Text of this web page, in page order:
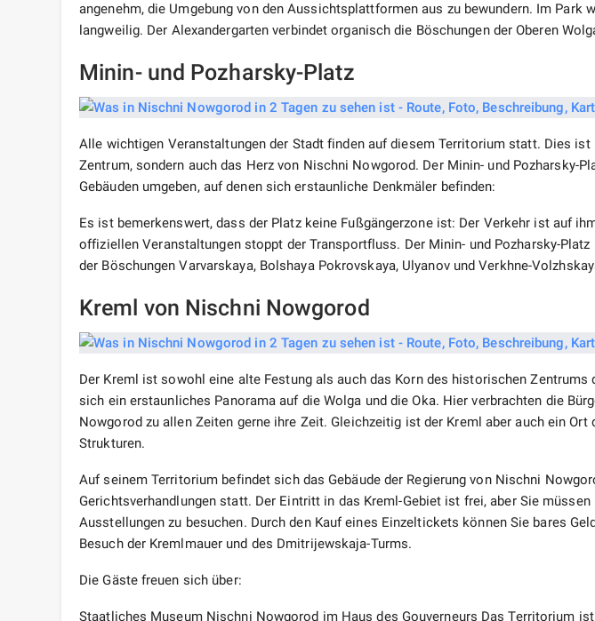
angenehm, die Umgebung von den Aussichtsplattformen aus zu bewundern. Im Park
langweilig. Der Alexandergarten verbindet organisch die Böschungen der Oberen
Minin- und Pozharsky-Platz
Alle wichtigen Veranstaltungen der Stadt finden auf diesem Territorium statt. Dies
Zentrum, sondern auch das Herz von Nischni Nowgorod. Der Minin- und Pozharsky-
Gebäuden umgeben, auf denen sich erstaunliche Denkmäler befinden:
Es ist bemerkenswert, dass der Platz keine Fußgängerzone ist: Der Verkehr ist auf
offiziellen Veranstaltungen stoppt der Transportfluss. Der Minin- und Pozharsky-Platz
der Böschungen Varvarskaya, Bolshaya Pokrovskaya, Ulyanov und Verkhne-
Kreml von Nischni Nowgorod
Der Kreml ist sowohl eine alte Festung als auch das Korn des historischen Zentrums
sich ein erstaunliches Panorama auf die Wolga und die Oka. Hier verbrachten die
Nowgorod zu allen Zeiten gerne ihre Zeit. Gleichzeitig ist der Kreml aber auch ein Ort
Strukturen.
Auf seinem Territorium befindet sich das Gebäude der Regierung von Nischni
Gerichtsverhandlungen statt. Der Eintritt in das Kreml-Gebiet ist frei, aber Sie müssen
Ausstellungen zu besuchen. Durch den Kauf eines Einzeltickets können Sie bares
Besuch der Kremlmauer und des Dmitrijewskaja-Turms.
Die Gäste freuen sich über:
Staatliches Museum Nischni Nowgorod im Haus des Gouverneurs Das Territorium